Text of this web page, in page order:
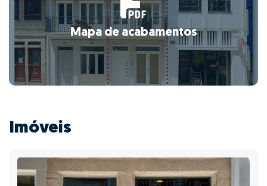
Mapa de acabamentos
Imóveis